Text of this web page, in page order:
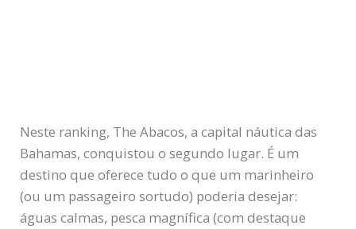
Neste ranking, The Abacos, a capital náutica das
Bahamas, conquistou o segundo lugar. É um
destino que oferece tudo o que um marinheiro
(ou um passageiro sortudo) poderia desejar:
águas calmas, pesca magnífica (com destaque